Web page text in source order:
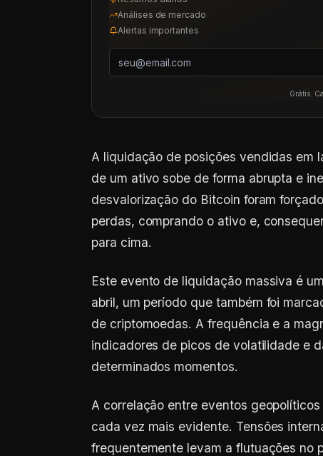
Análises de mercado
Alertas importantes
Grátis.
A liquidação de posições vendidas em
de um ativo sobe de forma abrupta e
desvalorização do Bitcoin foram
perdas, comprando o ativo e,
para cima.
Este evento de liquidação massiva é
abril, um período que também foi
de criptomoedas. A frequência e a
indicadores de picos de volatilidade e
determinados momentos.
A correlação entre eventos
cada vez mais evidente. Tensões
frequentemente levam a flutuações no